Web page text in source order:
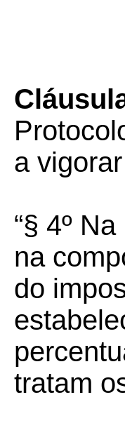
a
“§ 4º
na
do
tratam